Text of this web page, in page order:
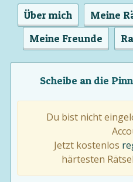
Über mich
Meine
Meine Freunde
Scheibe an die
Du bist nicht
Jetzt kostenlos
härtesten